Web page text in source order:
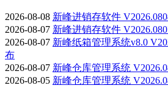
2026-08-08 新峰进销存软件
2026-08-07 新峰进销存软件
2026-08-07 新峰纸箱管理系统v8.0
布
2026-08-07 新峰仓库管理系统
2026-08-05 新峰仓库管理系统